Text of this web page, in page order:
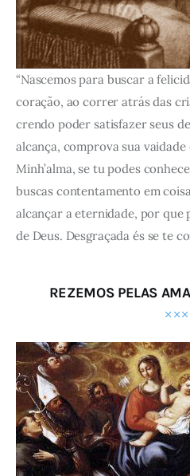
“Nascemos para buscar a
coração, ao correr atrás das
crendo poder satisfazer seus
alcança, comprova sua
Minh’alma, se tu podes
buscas contentamento em
alcançar a eternidade, por que
de Deus. Desgraçada és se te
REZEMOS PELAS